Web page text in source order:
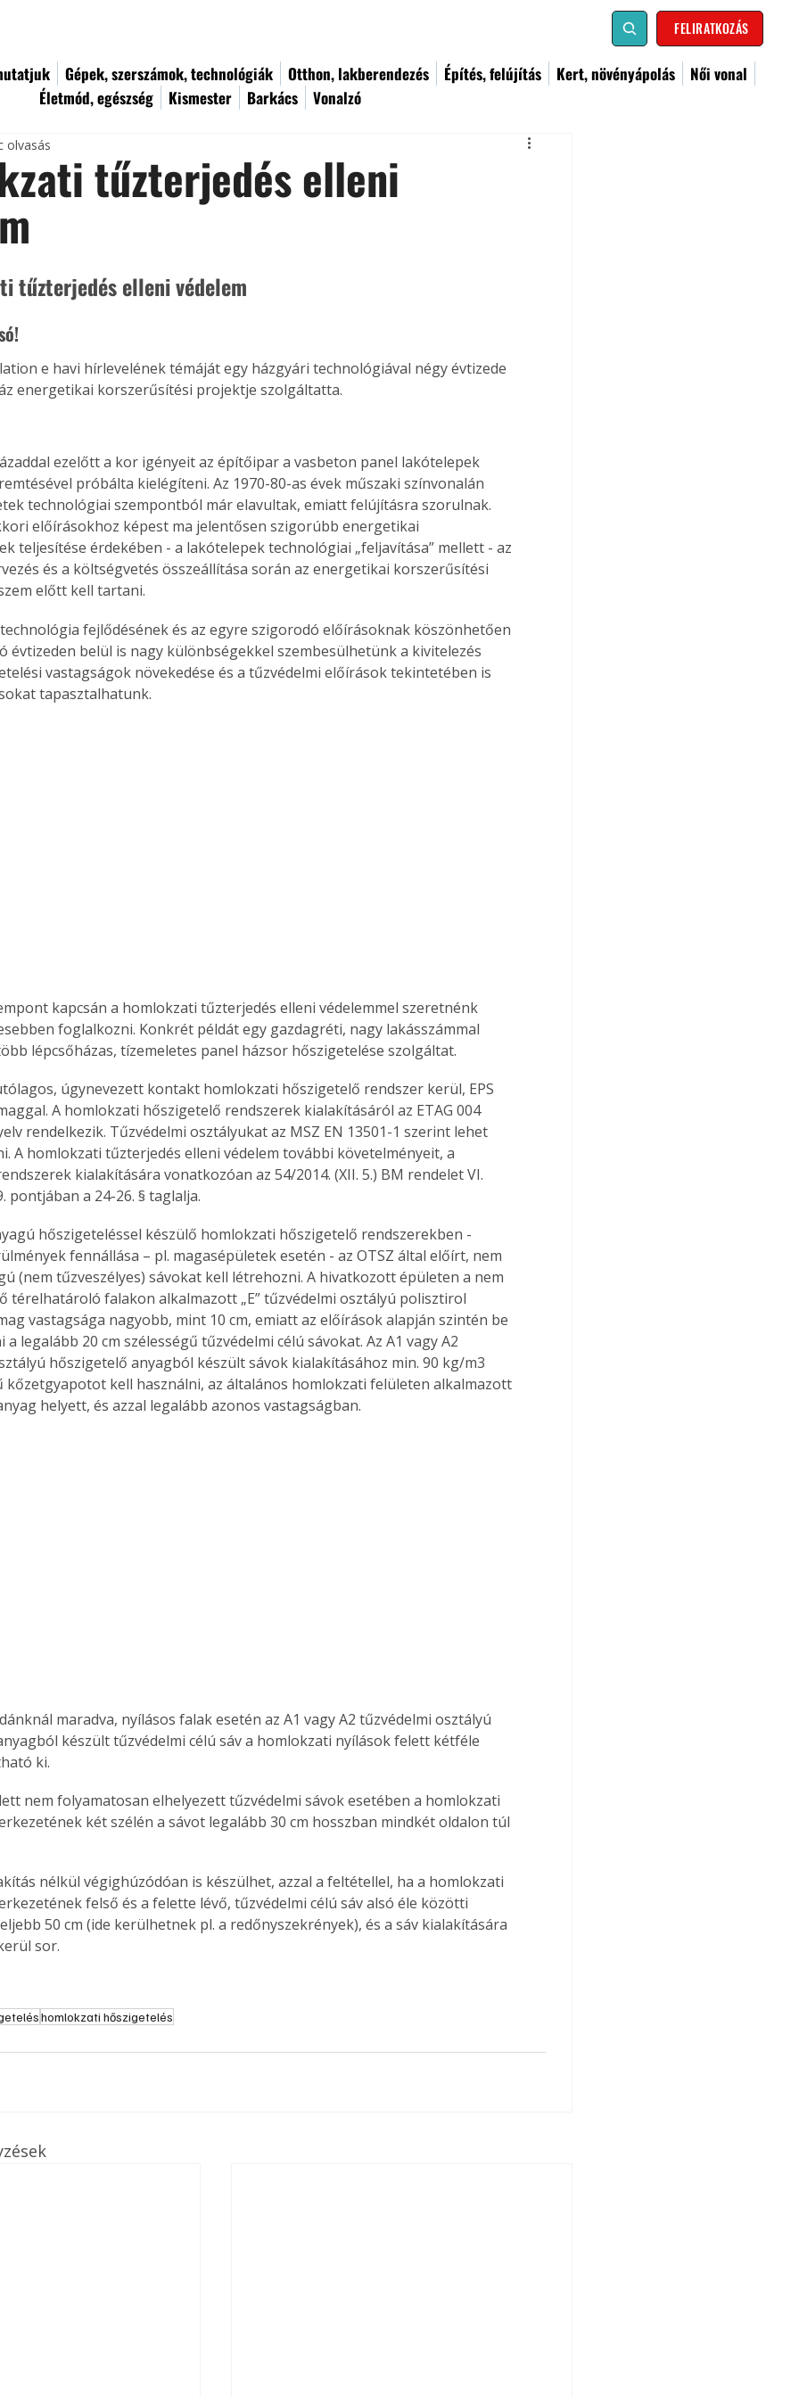
FELIRATKOZÁS
Gépek, szerszámok, technológiák Otthon, lakberendezés Építés, felújítás Kert, növényápolás
Női vonal
Életmód, egészség
Kismester Barkács Vonalzó
az
Old
új,
egyedi
vagy
is
Bárhol,
A
Bővebb információ itt!
Együtt jobban megéri! A
könyvek tetszőleges
megrendelhetők!
tűzterjedés elleni
olvasás
tűzterjedés elleni védelem
e havi hírlevelének témáját egy házgyári technológiával négy évtizede
energetikai korszerűsítési projektje szolgáltatta.
ezelőtt a kor igényeit az építőipar a vasbeton panel lakótelepek
próbálta kielégíteni. Az 1970-80-as évek műszaki színvonalán
technológiai szempontból már elavultak, emiatt felújításra szorulnak.
előírásokhoz képest ma jelentősen szigorúbb energetikai
teljesítése érdekében - a lakótelepek technológiai „feljavítása” mellett - az
és a költségvetés összeállítása során az energetikai korszerűsítési
előtt kell tartani.
fejlődésének és az egyre szigorodó előírásoknak köszönhetően
évtizeden belül is nagy különbségekkel szembesülhetünk a kivitelezés
vastagságok növekedése és a tűzvédelmi előírások tekintetében is
tapasztalhatunk.
kapcsán a homlokzati tűzterjedés elleni védelemmel szeretnénk
foglalkozni. Konkrét példát egy gazdagréti, nagy lakásszámmal
lépcsőházas, tízemeletes panel házsor hőszigetelése szolgáltat.
úgynevezett kontakt homlokzati hőszigetelő rendszer kerül, EPS
A homlokzati hőszigetelő rendszerek kialakításáról az ETAG 004
rendelkezik. Tűzvédelmi osztályukat az MSZ EN 13501-1 szerint lehet
A homlokzati tűzterjedés elleni védelem további követelményeit, a
kialakítására vonatkozóan az 54/2014. (XII. 5.) BM rendelet VI.
pontjában a 24-26. § taglalja.
hőszigeteléssel készülő homlokzati hőszigetelő rendszerekben -
fennállása – pl. magasépületek esetén - az OTSZ által előírt, nem
(nem tűzveszélyes) sávokat kell létrehozni. A hivatkozott épületen a nem
térelhatároló falakon alkalmazott „E” tűzvédelmi osztályú polisztirol
vastagsága nagyobb, mint 10 cm, emiatt az előírások alapján szintén be
legalább 20 cm szélességű tűzvédelmi célú sávokat. Az A1 vagy A2
hőszigetelő anyagból készült sávok kialakításához min. 90 kg/m3
kőzetgyapotot kell használni, az általános homlokzati felületen alkalmazott
helyett, és azzal legalább azonos vastagságban.
maradva, nyílásos falak esetén az A1 vagy A2 tűzvédelmi osztályú
készült tűzvédelmi célú sáv a homlokzati nyílások felett kétféle
ki.
nem folyamatosan elhelyezett tűzvédelmi sávok esetében a homlokzati
két szélén a sávot legalább 30 cm hosszban mindkét oldalon túl
nélkül végighúzódóan is készülhet, azzal a feltétellel, ha a homlokzati
felső és a felette lévő, tűzvédelmi célú sáv alsó éle közötti
50 cm (ide kerülhetnek pl. a redőnyszekrények), és a sáv kialakítására
sor.
homlokzati hőszigetelés